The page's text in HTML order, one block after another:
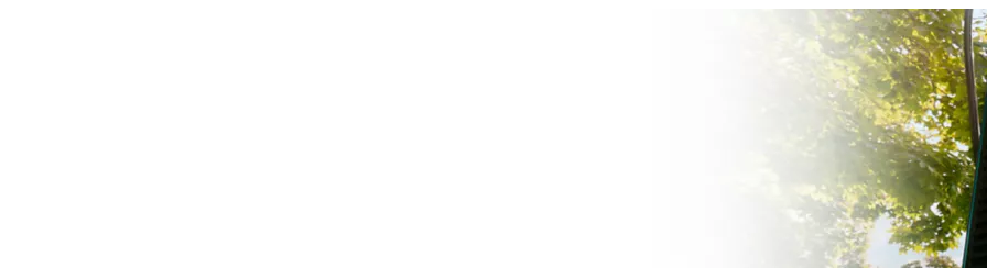
Il servizio di mobilità elettrica è gestito da Plenitude On The Road